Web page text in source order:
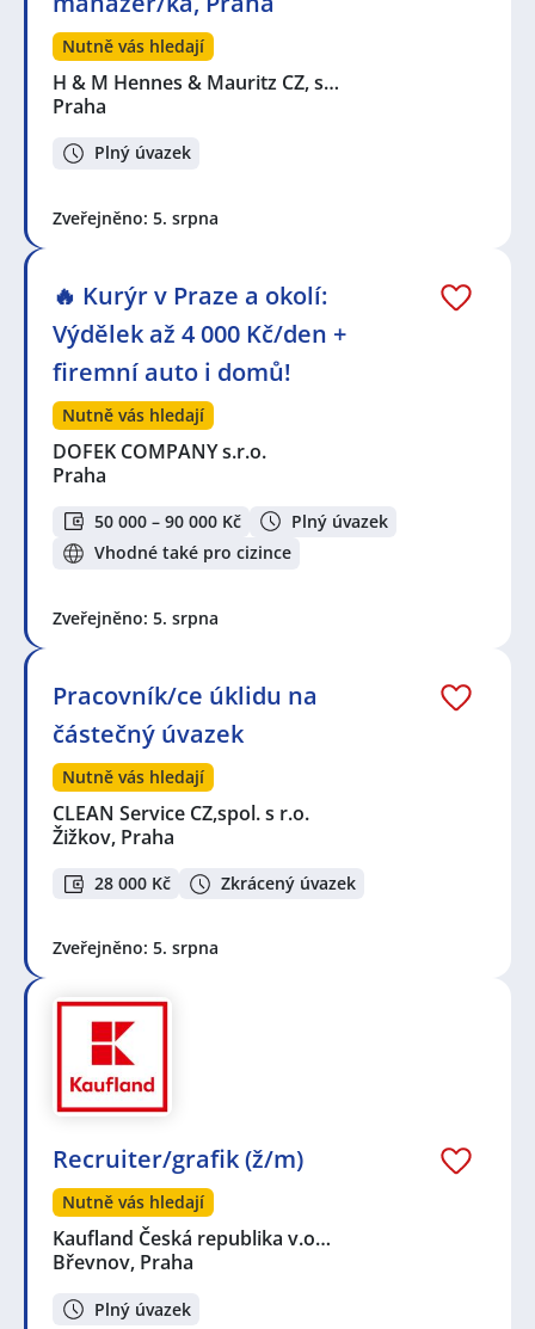
Nutně vás hledají
H & M Hennes & Mauritz CZ, s…
Praha
Plný úvazek
Zveřejněno: 5. srpna
🔥 Kurýr v Praze a okolí:
Výdělek až 4 000 Kč/den +
firemní auto i domů!
Nutně vás hledají
DOFEK COMPANY s.r.o.
Praha
50 000 – 90 000 Kč
Plný úvazek
Vhodné také pro cizince
Zveřejněno: 5. srpna
Pracovník/ce úklidu na
částečný úvazek
Nutně vás hledají
CLEAN Service CZ,spol. s r.o.
Žižkov, Praha
28 000 Kč Zkrácený úvazek
Zveřejněno: 5. srpna
Recruiter/grafik (ž/m)
Nutně vás hledají
Kaufland Česká republika v.o…
Břevnov, Praha
Plný úvazek